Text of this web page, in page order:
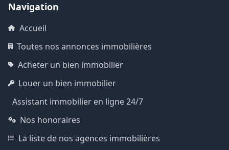
Navigation
Accueil
Toutes nos annonces immobilières
Acheter un bien immobilier
Louer un bien immobilier
Assistant immobilier en ligne 24/7
Nos honoraires
La liste de nos agences immobilières